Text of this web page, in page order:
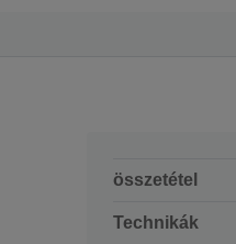
összetétel
Technikák